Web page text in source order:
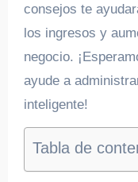
consejos te
los ingresos y
negocio.
ayude a
inteligente!
Tabla de